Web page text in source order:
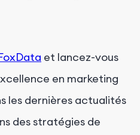
et lancez-vous
en marketing
les dernières actualités
des stratégies de